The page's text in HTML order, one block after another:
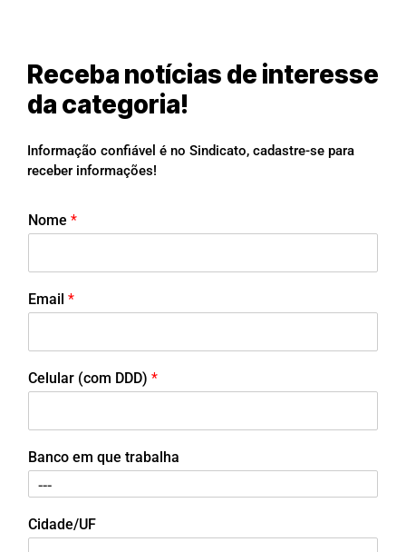
Receba notícias de interesse
da categoria!
Informação confiável é no Sindicato, cadastre-se para
receber informações!
Nome *
Email *
Celular (com DDD) *
Banco em que trabalha
Cidade/UF